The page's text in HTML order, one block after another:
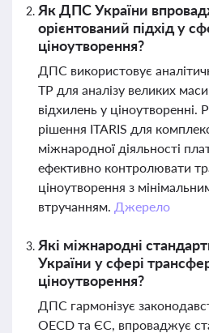
Як ДПС України
орієнтований підхід у
ціноутворення?
ДПС використовує
TP для аналізу великих
відхилень у ціноутворенні.
рішення ITARIS для
міжнародної діяльності
ефективно контролювати
ціноутворення з
втручанням. Джерело
Які міжнародні
України у сфері
ціноутворення?
ДПС гармонізує
OECD та ЄС, впроваджує